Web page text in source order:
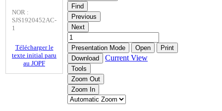
NOR :
SJS1920452AC-
1
Télécharger le
texte initial paru
au JOPF
Find
Previous
Next
Presentation Mode Open
Print
Download
Current View
Tools
Zoom Out
Zoom In